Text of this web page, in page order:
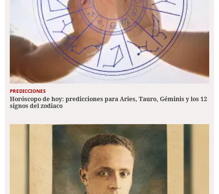
PREDICCIONES
Horóscopo de hoy: predicciones para Aries, Tauro, Géminis y los 12
signos del zodiaco